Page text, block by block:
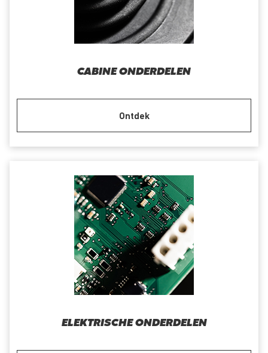
CABINE ONDERDELEN
Ontdek
ELEKTRISCHE ONDERDELEN